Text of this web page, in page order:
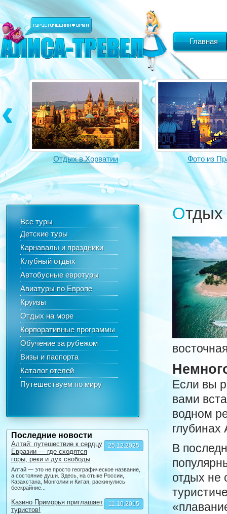
Главная
Отдых в Хорватии Фото из
Все туры
Детские туры
Карнавалы и праздники
Клубный отдых
Автобусные евротуры
Авиатуры по Европе
Круизы
Отдых на море
Корпоративные программы
Обучение за рубежом
Визы и паспорта
Каталог отелей
Путешествуем по миру
Последние новости
25.12.2025
Алтай: путешествие к сердцу
Евразии — где сходятся
горы, реки и дух свободы
Алтай — это не просто географическое название,
а состояние души. Здесь, на стыке России,
Казахстана, Монголии и Китая, раскинулись
бескрайние...
11.10.2015
Казино Приморья приглашает
туристов!
Если вы
вами
водном
глубинах
В
отдых не